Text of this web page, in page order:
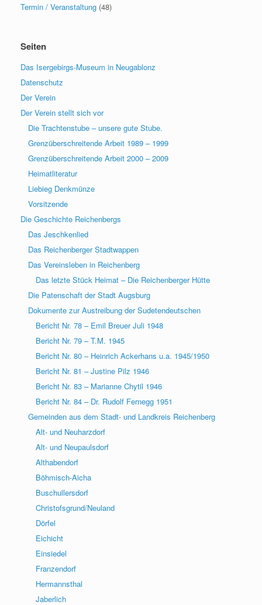
Termin / Veranstaltung (48)
Seiten
Das Isergebirgs-Museum in Neugablonz
Datenschutz
Der Verein
Der Verein stellt sich vor
Die Trachtenstube – unsere gute Stube.
Grenzüberschreitende Arbeit 1989 – 1999
Grenzüberschreitende Arbeit 2000 – 2009
Heimatliteratur
Liebieg Denkmünze
Vorsitzende
Die Geschichte Reichenbergs
Das Jeschkenlied
Das Reichenberger Stadtwappen
Das Vereinsleben in Reichenberg
Das letzte Stück Heimat – Die Reichenberger Hütte
Die Patenschaft der Stadt Augsburg
Dokumente zur Austreibung der Sudetendeutschen
Bericht Nr. 78 – Emil Breuer Juli 1948
Bericht Nr. 79 – T.M. 1945
Bericht Nr. 80 – Heinrich Ackerhans u.a. 1945/1950
Bericht Nr. 81 – Justine Pilz 1946
Bericht Nr. 83 – Marianne Chytil 1946
Bericht Nr. 84 – Dr. Rudolf Fernegg 1951
Gemeinden aus dem Stadt- und Landkreis Reichenberg
Alt- und Neuharzdorf
Alt- und Neupaulsdorf
Althabendorf
Böhmisch-Aicha
Buschullersdorf
Christofsgrund/Neuland
Dörfel
Eichicht
Einsiedel
Franzendorf
Hermannsthal
Jaberlich